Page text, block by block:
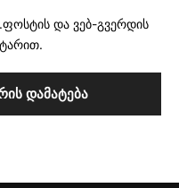
და ვებ-გვერდის